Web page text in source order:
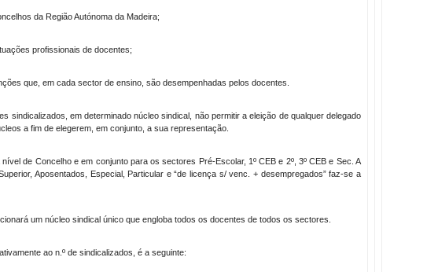
da Região Autónoma da Madeira;
profissionais de docentes;
que, em cada sector de ensino, são desempenhadas pelos docentes.
em determinado núcleo sindical, não permitir a eleição de qualquer delegado
a fim de elegerem, em conjunto, a sua representação.
de Concelho e em conjunto para os sectores Pré-Escolar, 1º CEB e 2º, 3º CEB e Sec. A
Aposentados, Especial, Particular e “de licença s/ venc. + desempregados” faz-se a
um núcleo sindical único que engloba todos os docentes de todos os sectores.
ao n.º de sindicalizados, é a seguinte: